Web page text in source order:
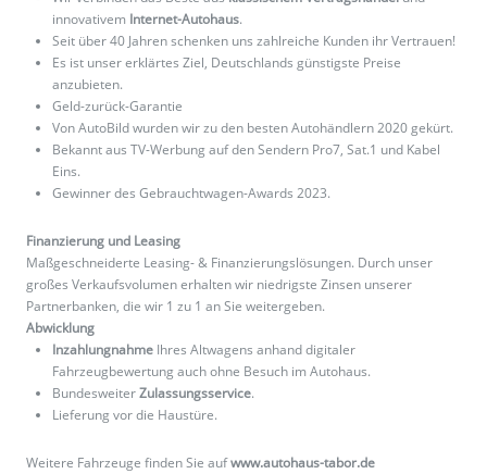
innovativem Internet-Autohaus.
Seit über 40 Jahren schenken uns zahlreiche Kunden ihr Vertrauen!
Es ist unser erklärtes Ziel, Deutschlands günstigste Preise
anzubieten.
Geld-zurück-Garantie
Von AutoBild wurden wir zu den besten Autohändlern 2020 gekürt.
Bekannt aus TV-Werbung auf den Sendern Pro7, Sat.1 und Kabel
Eins.
Gewinner des Gebrauchtwagen-Awards 2023.
Finanzierung und Leasing
Maßgeschneiderte Leasing- & Finanzierungslösungen. Durch unser
großes Verkaufsvolumen erhalten wir niedrigste Zinsen unserer
Partnerbanken, die wir 1 zu 1 an Sie weitergeben.
Abwicklung
Inzahlungnahme Ihres Altwagens anhand digitaler
Fahrzeugbewertung auch ohne Besuch im Autohaus.
BundesweiterZulassungsservice.
Lieferung vor die Haustüre.
Weitere Fahrzeuge finden Sie aufwww.autohaus-tabor.de